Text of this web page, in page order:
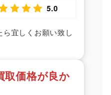
5.0
ら宜しくお願い致し
取価格が良か